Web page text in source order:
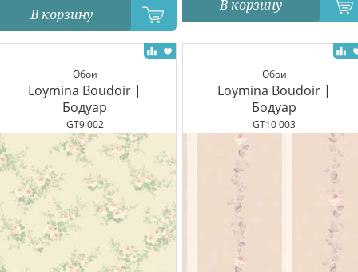
В корзину
В корзину
Обои
Loymina Boudoir |
Бодуар
GT9 002
Обои
Loymina Boudoir |
Бодуар
GT10 003